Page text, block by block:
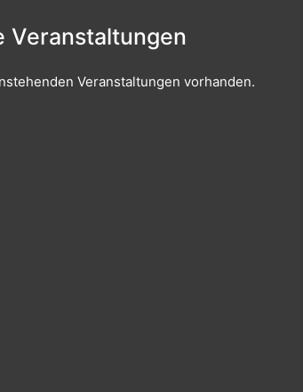
Veranstaltungen
Veranstaltungen vorhanden.